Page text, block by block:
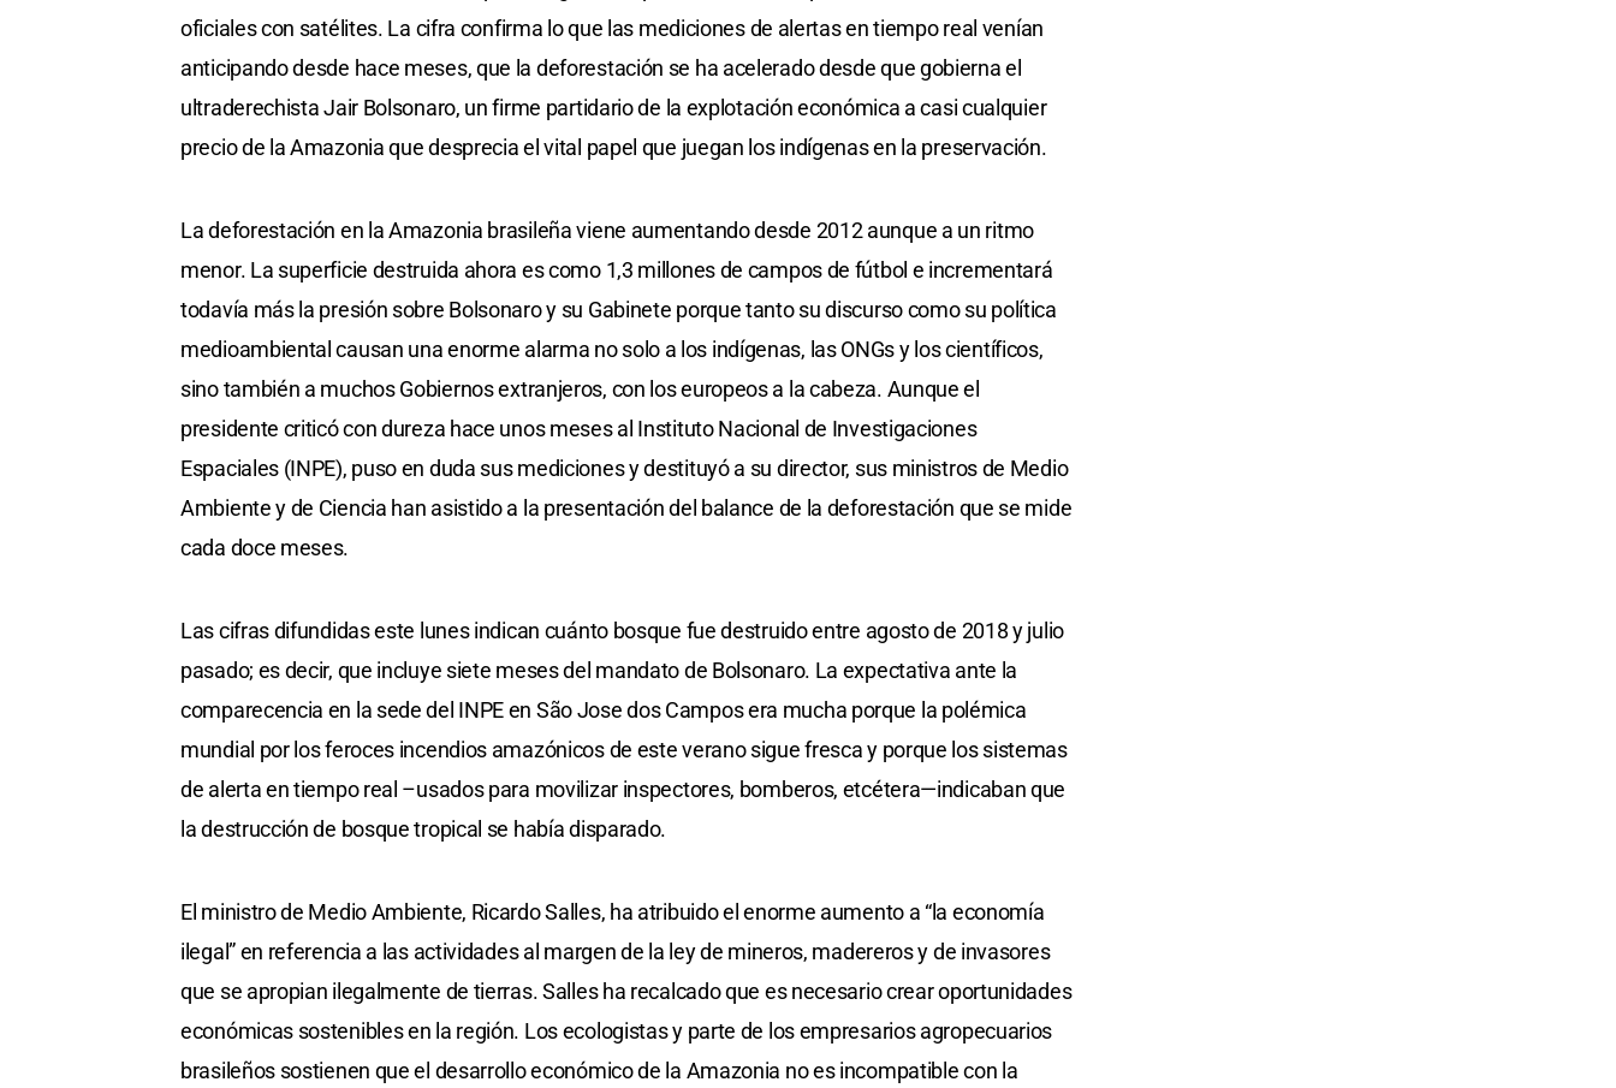
oficiales con satélites. La cifra confirma lo que las mediciones de alertas en tiempo real venían
anticipando desde hace meses, que la deforestación se ha acelerado desde que gobierna el
ultraderechista Jair Bolsonaro, un firme partidario de la explotación económica a casi cualquier
precio de la Amazonia que desprecia el vital papel que juegan los indígenas en la preservación.
La deforestación en la Amazonia brasileña viene aumentando desde 2012 aunque a un ritmo
menor. La superficie destruida ahora es como 1,3 millones de campos de fútbol e incrementará
todavía más la presión sobre Bolsonaro y su Gabinete porque tanto su discurso como su política
medioambiental causan una enorme alarma no solo a los indígenas, las ONGs y los científicos,
sino también a muchos Gobiernos extranjeros, con los europeos a la cabeza. Aunque el
presidente criticó con dureza hace unos meses al Instituto Nacional de Investigaciones
Espaciales (INPE), puso en duda sus mediciones y destituyó a su director, sus ministros de Medio
Ambiente y de Ciencia han asistido a la presentación del balance de la deforestación que se mide
cada doce meses.
Las cifras difundidas este lunes indican cuánto bosque fue destruido entre agosto de 2018 y julio
pasado; es decir, que incluye siete meses del mandato de Bolsonaro. La expectativa ante la
comparecencia en la sede del INPE en São Jose dos Campos era mucha porque la polémica
mundial por los feroces incendios amazónicos de este verano sigue fresca y porque los sistemas
de alerta en tiempo real –usados para movilizar inspectores, bomberos, etcétera—indicaban que
la destrucción de bosque tropical se había disparado.
El ministro de Medio Ambiente, Ricardo Salles, ha atribuido el enorme aumento a “la economía
ilegal” en referencia a las actividades al margen de la ley de mineros, madereros y de invasores
que se apropian ilegalmente de tierras. Salles ha recalcado que es necesario crear oportunidades
económicas sostenibles en la región. Los ecologistas y parte de los empresarios agropecuarios
brasileños sostienen que el desarrollo económico de la Amazonia no es incompatible con la